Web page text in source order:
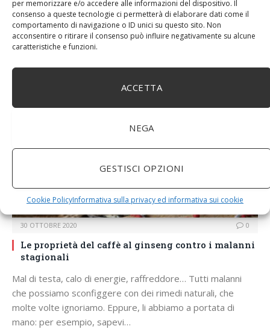
per memorizzare e/o accedere alle informazioni del dispositivo. Il
consenso a queste tecnologie ci permetterà di elaborare dati come il
comportamento di navigazione o ID unici su questo sito. Non
acconsentire o ritirare il consenso può influire negativamente su alcune
caratteristiche e funzioni.
ACCETTA
NEGA
GESTISCI OPZIONI
Cookie PolicyInformativa sulla privacy ed informativa sui cookie
Una buona manicure routine è indispensabile per evitare di
ritrovarsi con mani secche e screpolate. Soprattutto nei
mesi più freddi è importante mettere in atto piccoli
30 OTTOBRE 2020 0
Le proprietà del caffè al ginseng contro i malanni
stagionali
Mal di testa, calo di energie, raffreddore… Tutti malanni
che possiamo sconfiggere con dei rimedi naturali, che
molte volte ignoriamo. Eppure, li abbiamo a portata di
mano: per esempio, sapevi…